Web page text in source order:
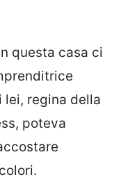
questa casa ci
lei, regina della
poteva